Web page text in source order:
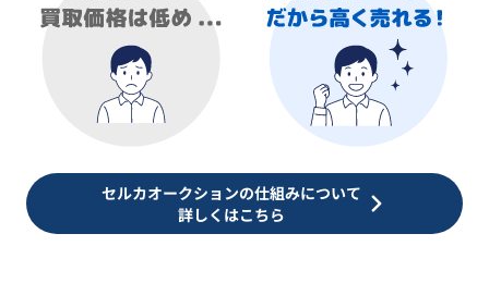
セルカオークションの仕組みについて
詳しくはこちら